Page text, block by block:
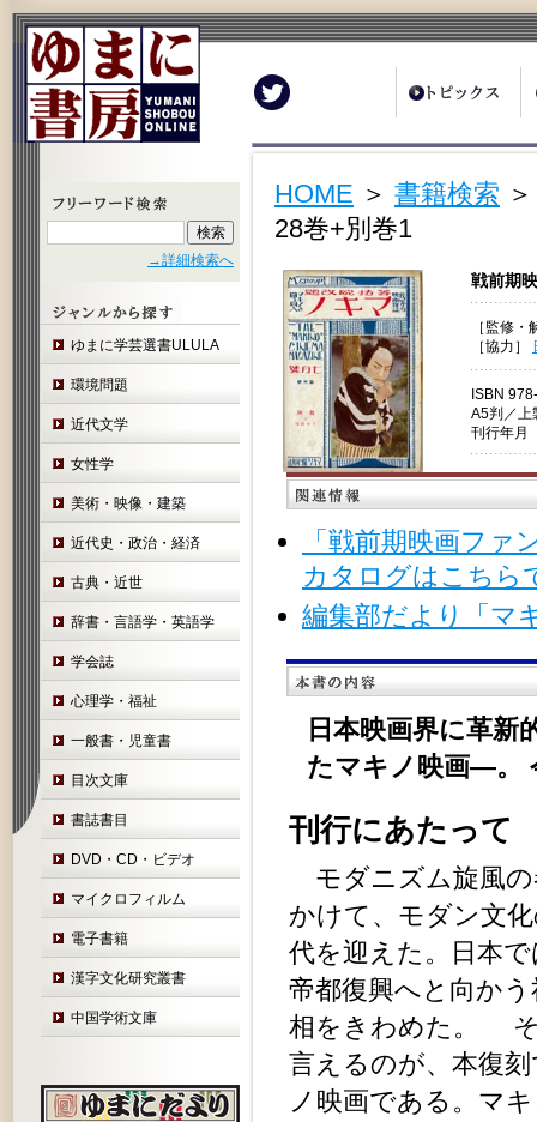
→詳細検索へ
ゆまに学芸選書ULULA
環境問題
近代文学
女性学
美術・映像・建築
近代史・政治・経済
古典・近世
辞書・言語学・英語学
学会誌
心理学・福祉
一般書・児童書
目次文庫
書誌書目
DVD・CD・ビデオ
マイクロフィルム
電子書籍
漢字文化研究叢書
中国学術文庫
HOME ＞ 書籍検索
28巻+別巻1
戦前期
［監修
［協力］
ISBN
A5判／上
刊行年
「戦前期映画フ
カタログはこちら
編集部だより「マ
日本映画界に革新
たマキノ映画—。
刊行にあたって
モダニズム旋風の
かけて、モダン文
代を迎えた。日本
帝都復興へと向か
相をきわめた。 そ
言えるのが、本復
ノ映画である。マ